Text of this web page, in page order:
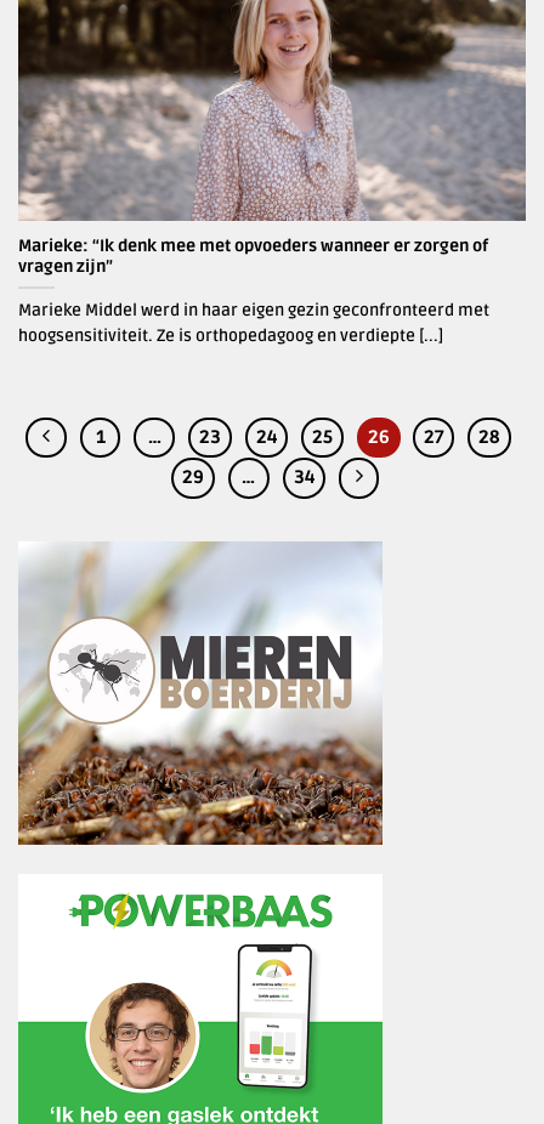
Marieke: “Ik denk mee met opvoeders wanneer er zorgen of
vragen zijn”
Marieke Middel werd in haar eigen gezin geconfronteerd met
hoogsensitiviteit. Ze is orthopedagoog en verdiepte [...]
1 … 23 24 25 26 27
28
29
… 34